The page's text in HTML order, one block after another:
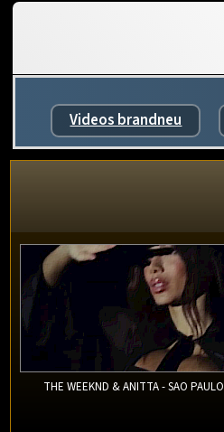
Videos brandneu
THE WEEKND & ANITTA - SAO PAULO